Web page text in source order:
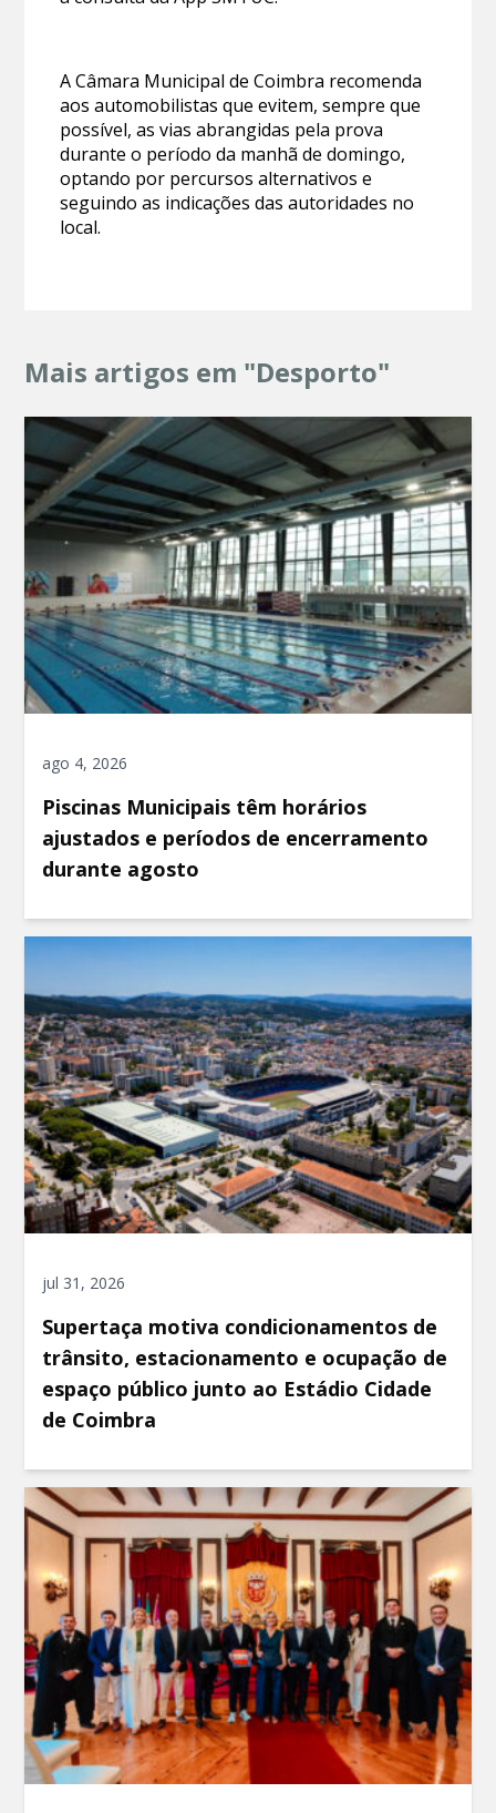
A Câmara Municipal de Coimbra recomenda
aos automobilistas que evitem, sempre que
possível, as vias abrangidas pela prova
durante o período da manhã de domingo,
optando por percursos alternativos e
seguindo as indicações das autoridades no
local.
Mais artigos em "Desporto"
ago 4, 2026
Piscinas Municipais têm horários
ajustados e períodos de encerramento
durante agosto
jul 31, 2026
Supertaça motiva condicionamentos de
trânsito, estacionamento e ocupação de
espaço público junto ao Estádio Cidade
de Coimbra